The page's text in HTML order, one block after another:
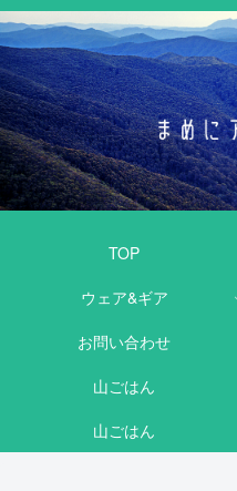
TOP
ウェア&ギア
お問い合わせ
山ごはん
山ごはん